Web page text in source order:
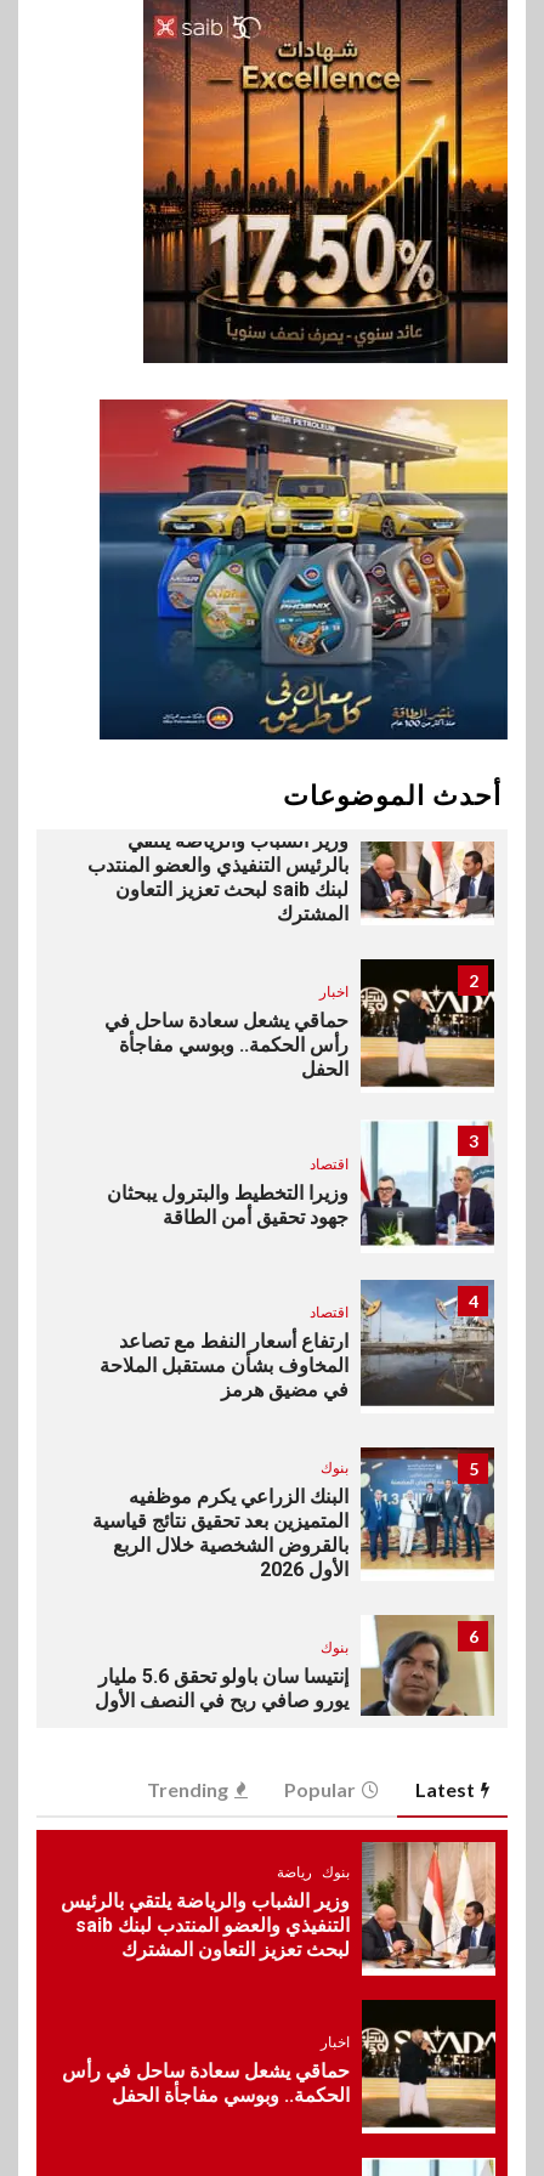
أحدث الموضوعات
يورو صافي ربح في النصف الأول
2026
7
اخبار
غرفة القاهرة تنظم ندوة إلكترونية
لدعم الصادرات وتحقيق
مستهدفات رؤية مصر 2030
8
بنوك
بنك مصر يشارك في فعالية اليوم
العروض المجانية
بنوك
بنك QNB مصر يعزز جاهزية
المشروعات الصغيرة والمتوسطة
للنمو والتوسع
10 اخبار
فيكسد مصر و”حلول” تتشاركان
في تطوير أول منصة للسياحة
الصحية في مصر والشرق الأوسط
وأفريقيا Tour4Cure
بنوك رياضة
وزير الشباب والرياضة يلتقي
بالرئيس التنفيذي والعضو المنتدب
لبنك saib لبحث تعزيز التعاون
المشترك
2
اخبار
حماقي يشعل سعادة ساحل في
رأس الحكمة.. وبوسي مفاجأة
الحفل
3
اقتصاد
وزيرا التخطيط والبترول يبحثان
جهود تحقيق أمن الطاقة
4
اقتصاد
ارتفاع أسعار النفط مع تصاعد
المخاوف بشأن مستقبل الملاحة
في مضيق هرمز
5 بنوك
البنك الزراعي يكرم موظفيه
المتميزين بعد تحقيق نتائج قياسية
بالقروض الشخصية خلال الربع
الأول 2026
6
بنوك
إنتيسا سان باولو تحقق 5.6 مليار
يورو صافي ربح في النصف الأول
7
غرفة القاهرة تنظم ندوة إلكترونية
لدعم الصادرات وتحقيق
مستهدفات رؤية مصر 2030
8
العروض المجانية
9
Latest
Popular
Trending
بنوك رياضة
وزير الشباب والرياضة يلتقي بالرئيس
التنفيذي والعضو المنتدب لبنك saib
لبحث تعزيز التعاون المشترك
اخبار
حماقي يشعل سعادة ساحل في رأس
الحكمة.. وبوسي مفاجأة الحفل